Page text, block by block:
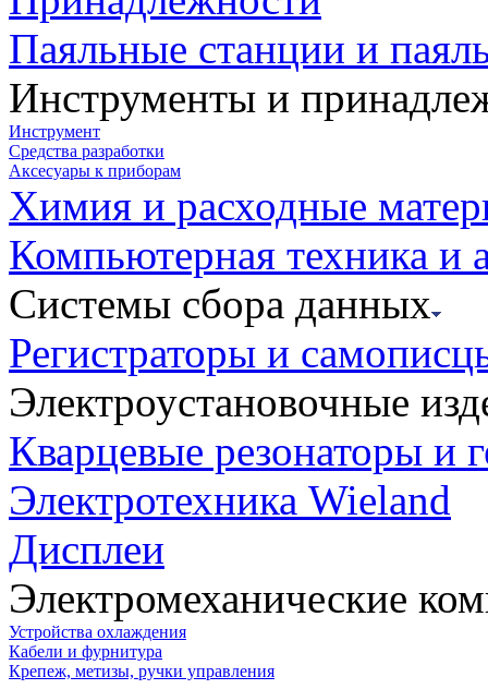
Паяльные станции и
Инструменты и
Инструмент
Средства разработки
Аксесуары к приборам
Химия и расходные
Компьютерная техника и
Системы сбора данных
Регистраторы и
Электроустановочные
Кварцевые резонаторы и
Электротехника Wieland
Дисплеи
Электромеханические
Устройства охлаждения
Кабели и фурнитура
Крепеж, метизы, ручки управления